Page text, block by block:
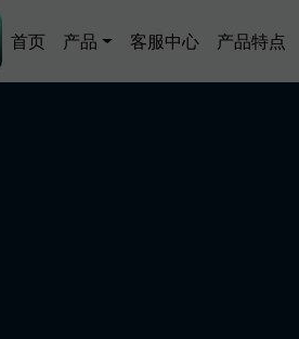
Main navigation
首页 产品 客服中心 产品特点